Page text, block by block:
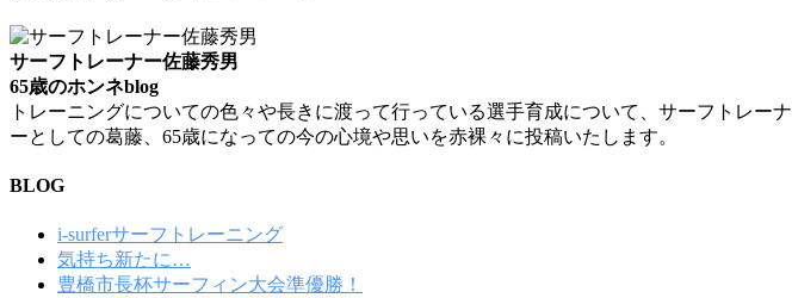
サーフトレーナー佐藤秀男
65歳のホンネblog
トレーニングについての色々や長きに渡って行っている選手育成について、サーフトレーナ
ーとしての葛藤、65歳になっての今の心境や思いを赤裸々に投稿いたします。
BLOG
i-surferサーフトレーニング
気持ち新たに…
豊橋市長杯サーフィン大会準優勝！